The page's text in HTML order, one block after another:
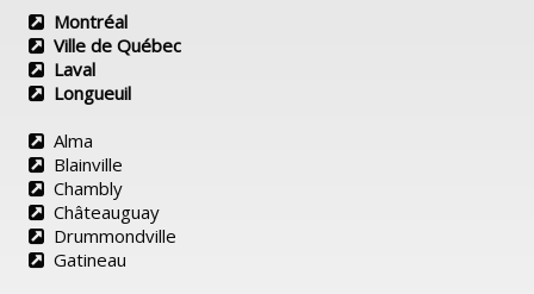
Montréal
Ville de Québec
Laval
Longueuil
Alma
Blainville
Chambly
Châteauguay
Drummondville
Gatineau